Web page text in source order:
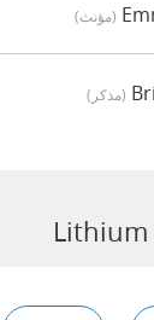
(مؤنث)
(مذكر)